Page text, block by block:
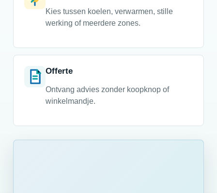
Kies tussen koelen, verwarmen, stille
werking of meerdere zones.
Offerte
Ontvang advies zonder koopknop of
winkelmandje.